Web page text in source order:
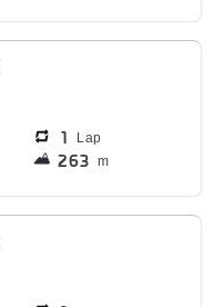
1 Lap
263 m